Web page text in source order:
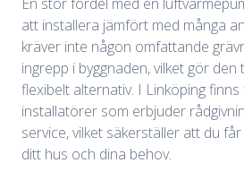
att installera jämfört med många
kräver inte någon omfattande
ingrepp i byggnaden, vilket gör
flexibelt alternativ. I Linköping
installatörer som erbjuder
service, vilket säkerställer att du
ditt hus och dina behov.